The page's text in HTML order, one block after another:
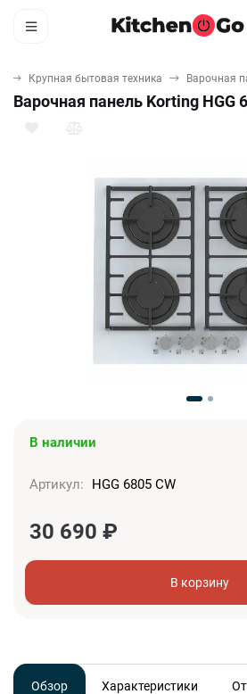
Крупная бытовая техника Варочная
Варочная панель Korting HGG
В наличии
Артикул: HGG 6805 CW
30 690 ₽
В корзину
Обзор Характеристики